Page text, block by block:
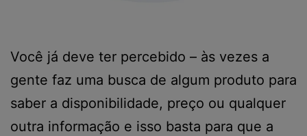
Você já deve ter percebido – às vezes a
gente faz uma busca de algum produto para
saber a disponibilidade, preço ou qualquer
outra informação e isso basta para que a